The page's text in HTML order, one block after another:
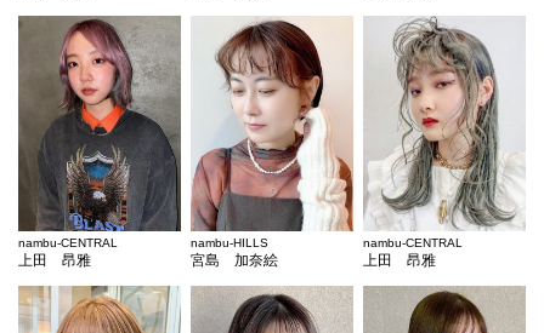
nambu-CENTRAL
上田 昂雅
nambu-HILLS
宮島 加奈絵
nambu-CENTRAL
上田 昂雅